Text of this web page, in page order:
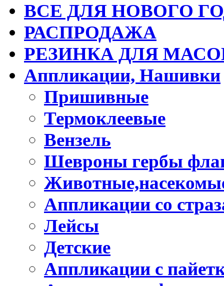
ВСЕ ДЛЯ НОВОГО
РАСПРОДАЖА
РЕЗИНКА ДЛЯ
Аппликации, Нашивки
Пришивные
Термоклеевые
Вензель
Шевроны гербы
Аппликации со
Лейсы
Детские
Аппликации с